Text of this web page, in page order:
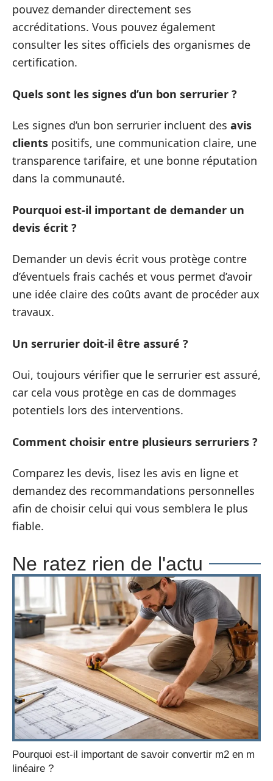
pouvez demander directement ses
accréditations. Vous pouvez également
consulter les sites officiels des organismes de
certification.
Quels sont les signes d’un bon serrurier ?
Les signes d’un bon serrurier incluent des avis
clients positifs, une communication claire, une
transparence tarifaire, et une bonne réputation
dans la communauté.
Pourquoi est-il important de demander un
devis écrit ?
Demander un devis écrit vous protège contre
d’éventuels frais cachés et vous permet d’avoir
une idée claire des coûts avant de procéder aux
travaux.
Un serrurier doit-il être assuré ?
Oui, toujours vérifier que le serrurier est assuré,
car cela vous protège en cas de dommages
potentiels lors des interventions.
Comment choisir entre plusieurs serruriers ?
Comparez les devis, lisez les avis en ligne et
demandez des recommandations personnelles
afin de choisir celui qui vous semblera le plus
fiable.
Ne ratez rien de l'actu
Pourquoi est-il important de savoir convertir m2 en m
linéaire ?